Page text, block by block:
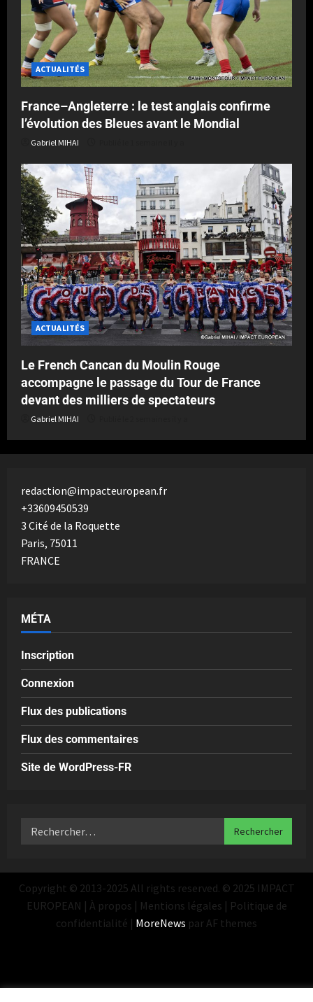
ACTUALITÉS
France–Angleterre : le test anglais confirme
l’évolution des Bleues avant le Mondial
Gabriel MIHAI
ACTUALITÉS
Le French Cancan du Moulin Rouge
accompagne le passage du Tour de France
devant des milliers de spectateurs
Gabriel MIHAI
redaction@impacteuropean.fr
+33609450539
3 Cité de la Roquette
Paris, 75011
FRANCE
MÉTA
Inscription
Connexion
Flux des publications
Flux des commentaires
Site de WordPress-FR
Copyright © 2013-2025 All rights reserved. © 2025 IMPACT
EUROPEAN | À propos | Mentions légales | Politique de
confidentialité | MoreNews par AF themes